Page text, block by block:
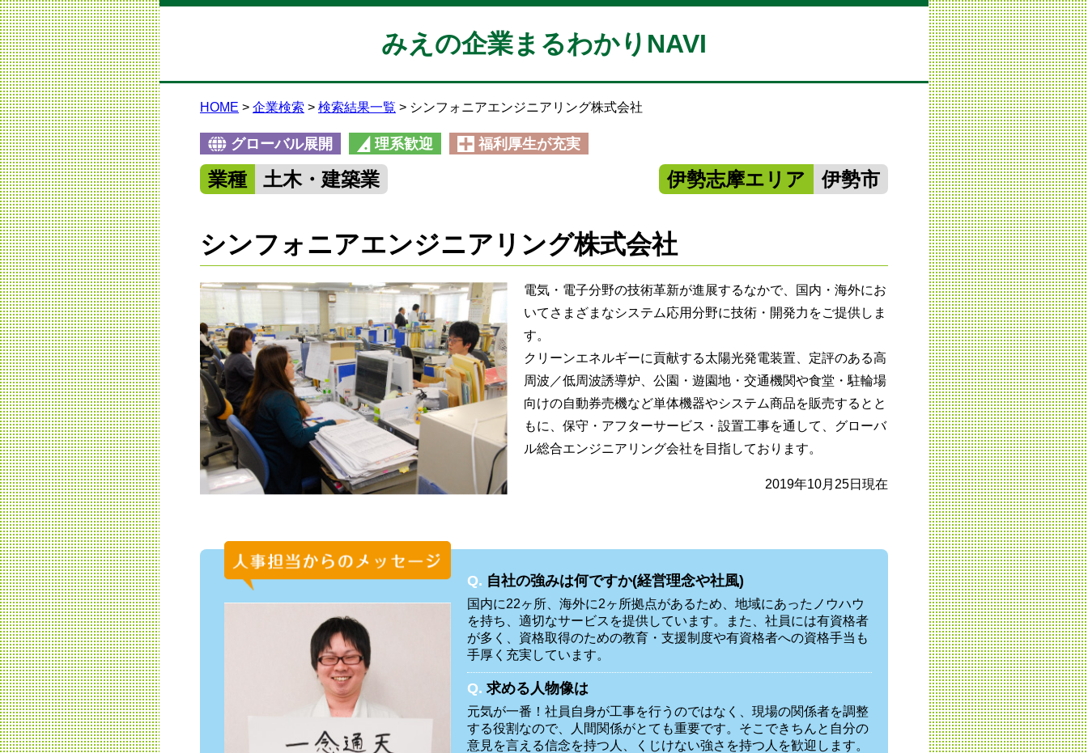
みえの企業まるわかりNAVI
HOME 企業検索 検索結果一覧 シンフォニアエンジニアリング株式会社
グローバル展開 理系歓迎 福利厚生が充実
業種 土木・建築業 伊勢志摩エリア 伊勢市
シンフォニアエンジニアリング株式会社
電気・電子分野の技術革新が進展するなかで、国内・海外にお
いてさまざまなシステム応用分野に技術・開発力をご提供しま
す。
クリーンエネルギーに貢献する太陽光発電装置、定評のある高
周波／低周波誘導炉、公園・遊園地・交通機関や食堂・駐輪場
向けの自動券売機など単体機器やシステム商品を販売するとと
もに、保守・アフターサービス・設置工事を通して、グローバ
ル総合エンジニアリング会社を目指しております。
2019年10月25日現在
Q. 自社の強みは何ですか(経営理念や社風)
国内に22ヶ所、海外に2ヶ所拠点があるため、地域にあったノウハウ
を持ち、適切なサービスを提供しています。また、社員には有資格者
が多く、資格取得のための教育・支援制度や有資格者への資格手当も
手厚く充実しています。
Q. 求める人物像は
元気が一番！社員自身が工事を行うのではなく、現場の関係者を調整
する役割なので、人間関係がとても重要です。そこできちんと自分の
意見を言える信念を持つ人、くじけない強さを持つ人を歓迎します。